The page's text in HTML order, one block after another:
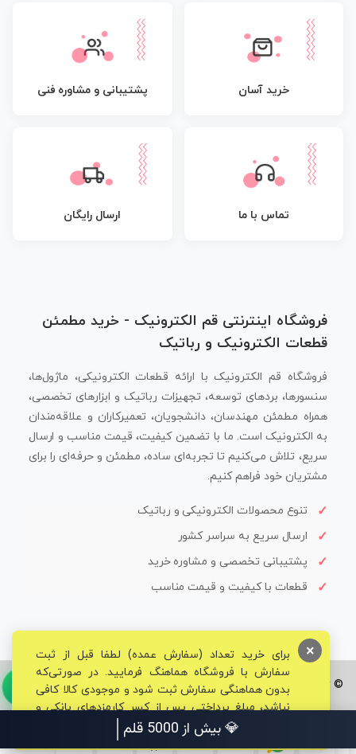
خرید آسان پشتیبانی و مشاوره فنی
تماس با ما ارسال رایگان
فروشگاه اینترنتی قم الکترونیک - خرید مطمئن
قطعات الکترونیک و رباتیک
فروشگاه قم الکترونیک با ارائه قطعات الکترونیکی، ماژول‌ها،
سنسورها، بردهای توسعه، تجهیزات رباتیک و ابزارهای تخصصی،
همراه مطمئن مهندسان، دانشجویان، تعمیرکاران و علاقه‌مندان
به الکترونیک است. ما با تضمین کیفیت، قیمت مناسب و ارسال
سریع، تلاش می‌کنیم تا تجربه‌ای ساده، مطمئن و حرفه‌ای را برای
مشتریان خود فراهم کنیم.
تنوع محصولات الکترونیکی و رباتیک
ارسال سریع به سراسر کشور
پشتیبانی تخصصی و مشاوره خرید
قطعات با کیفیت و قیمت مناسب
© تمامی حقوق برای فروشگاه تخصصی قم الکترونیک محفوظ می‌باشد.
برای خرید تعداد (سفارش عمده) لطفا قبل از ثبت
سفارش با فروشگاه هماهنگ فرمایید. در صورتی‌که
بدون هماهنگی سفارش ثبت شود و موجودی کالا کافی
نباشد، مبلغ پرداختی پس از کسر کارمزدهای بانکی و
مالیاتی به حساب شما بازگشت داده خواهد شد.
×
💎 بیش